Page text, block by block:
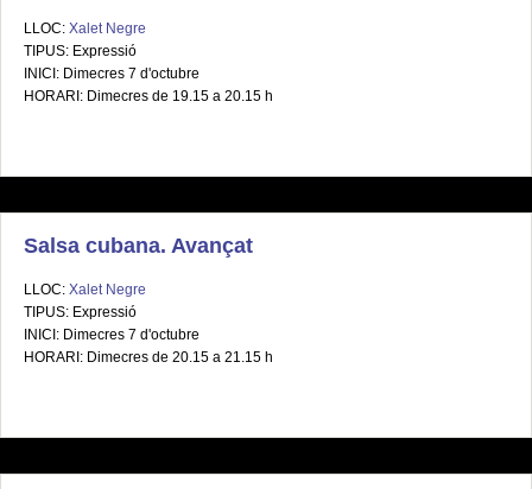
LLOC: Xalet Negre
TIPUS: Expressió
INICI: Dimecres 7 d'octubre
HORARI: Dimecres de 19.15 a 20.15 h
Salsa cubana. Avançat
LLOC: Xalet Negre
TIPUS: Expressió
INICI: Dimecres 7 d'octubre
HORARI: Dimecres de 20.15 a 21.15 h